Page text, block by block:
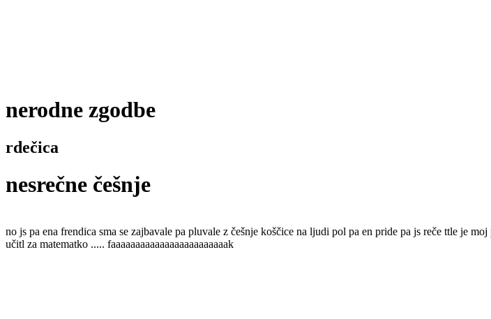
nerodne zgodbe
rdečica
nesrečne češnje
no js pa ena frendica sma se zajbavale pa pluvale z češnje koščice na ljudi pol pa en pride pa js reče ttle je
učitl za matematko ..... faaaaaaaaaaaaaaaaaaaaaaaak